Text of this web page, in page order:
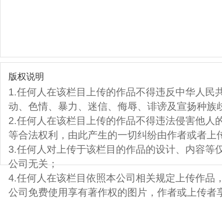
版权说明
1.任何人在该栏目上传的作品不得违反中华人民
动、色情、暴力、迷信、侮辱、诽谤及宣扬种族
2.任何人在该栏目上传的作品不得违法侵害他人
等合法权利，由此产生的一切纠纷由作者或者上
3.任何人对上传于该栏目的作品的设计、内容等
公司无关；
4.任何人在该栏目依照本公司相关规定上传作品
公司免费使用享有著作权的图片，作者或上传者